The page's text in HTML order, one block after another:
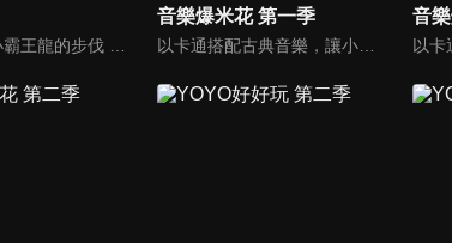
音樂爆米花 第一季 音